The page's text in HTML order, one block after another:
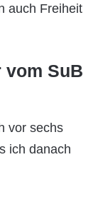
auch Freiheit
vom SuB
vor sechs
ich danach